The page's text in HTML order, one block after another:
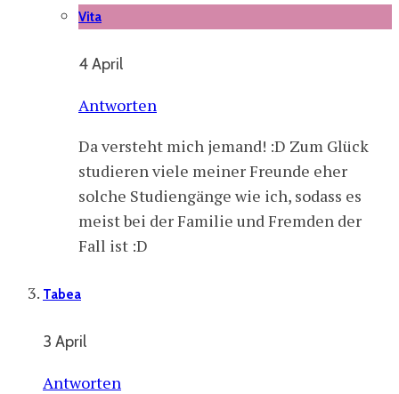
Vita
4 April
Antworten
Da versteht mich jemand! :D Zum Glück
studieren viele meiner Freunde eher
solche Studiengänge wie ich, sodass es
meist bei der Familie und Fremden der
Fall ist :D
Tabea
3 April
Antworten